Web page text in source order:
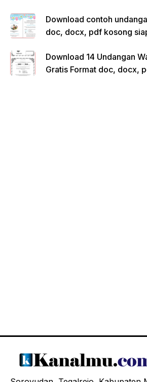
Download contoh
doc, docx, pdf kosong
Download 14 Undangan
Gratis Format doc, docx,